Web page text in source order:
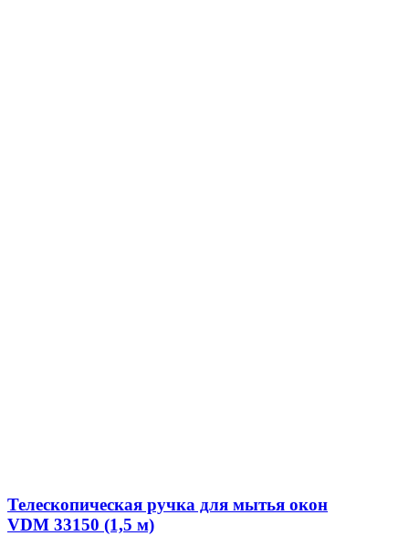
Телескопическая ручка для мытья окон
VDM 33150 (1,5 м)